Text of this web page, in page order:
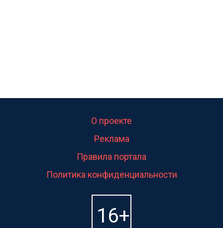
О проекте
Реклама
Правила портала
Политика конфиденциальности